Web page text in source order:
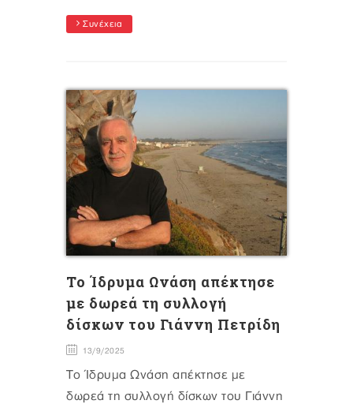
Συνέχεια
Το Ίδρυμα Ωνάση απέκτησε
με δωρεά τη συλλογή
δίσκων του Γιάννη Πετρίδη
13/9/2025
Το Ίδρυμα Ωνάση απέκτησε με
δωρεά τη συλλογή δίσκων του Γιάννη